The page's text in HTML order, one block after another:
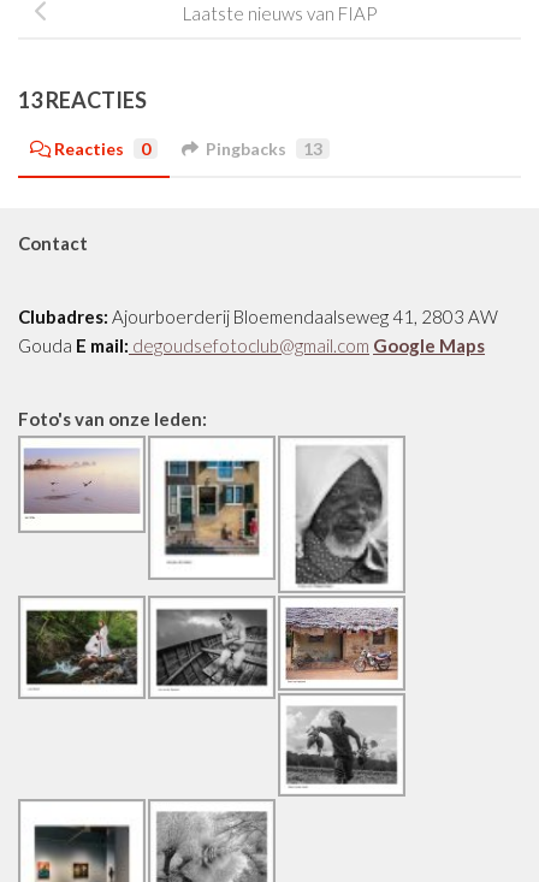
Laatste nieuws van FIAP
13 REACTIES
Reacties 0 Pingbacks 13
Contact
Clubadres: Ajourboerderij Bloemendaalseweg 41, 2803 AW
Gouda E mail: degoudsefotoclub@gmail.com Google Maps
Foto's van onze leden: